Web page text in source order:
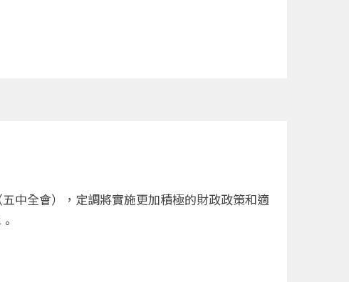
中全會），定調將實施更加積極的財政政策和適